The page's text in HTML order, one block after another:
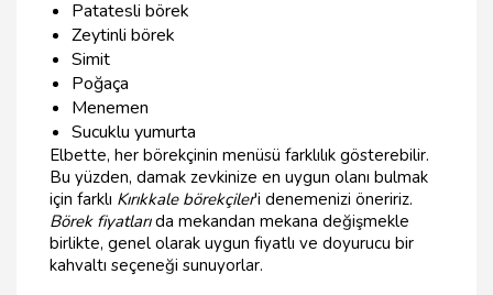
Patatesli börek
Zeytinli börek
Simit
Poğaça
Menemen
Sucuklu yumurta
Elbette, her börekçinin menüsü farklılık gösterebilir.
Bu yüzden, damak zevkinize en uygun olanı bulmak
için farklı Kırıkkale börekçiler'i denemenizi öneririz.
Börek fiyatlarıda mekandan mekana değişmekle
birlikte, genel olarak uygun fiyatlı ve doyurucu bir
kahvaltı seçeneği sunuyorlar.